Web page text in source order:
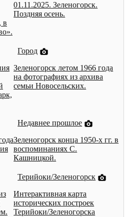
в
01.11.2025. Зеленогорск.
Поздняя осень.
Город
Зеленогорск летом 1966 года
на фотографиях из архива
семьи Новосельских.
Недавнее прошлое
Зеленогорск конца 1950-х гг. в
воспоминаниях С.
Кашницкой.
Терийоки/Зеленогорск
Интерактивная карта
исторических построек
Терийоки/Зеленогорска